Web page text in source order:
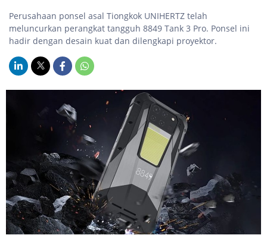
Perusahaan ponsel asal Tiongkok UNIHERTZ telah
meluncurkan perangkat tangguh 8849 Tank 3 Pro. Ponsel ini
hadir dengan desain kuat dan dilengkapi proyektor.